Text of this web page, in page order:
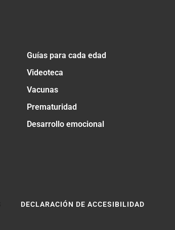
Guías para cada edad
Videoteca
Vacunas
Prematuridad
Desarrollo emocional
DECLARACIÓN DE ACCESIBILIDAD